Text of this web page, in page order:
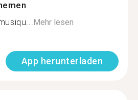
Mehr lesen
App herunterladen